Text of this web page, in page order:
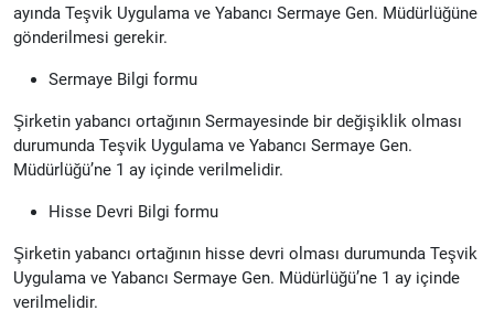
ayında Teşvik Uygulama ve Yabancı Sermaye Gen. Müdürlüğüne
gönderilmesi gerekir.
Sermaye Bilgi formu
Şirketin yabancı ortağının Sermayesinde bir değişiklik olması
durumunda Teşvik Uygulama ve Yabancı Sermaye Gen.
Müdürlüğü’ne 1 ay içinde verilmelidir.
Hisse Devri Bilgi formu
Şirketin yabancı ortağının hisse devri olması durumunda Teşvik
Uygulama ve Yabancı Sermaye Gen. Müdürlüğü’ne 1 ay içinde
verilmelidir.